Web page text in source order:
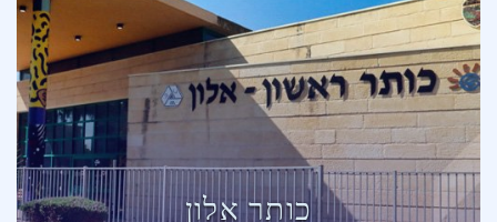
כותר אלון